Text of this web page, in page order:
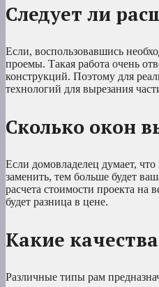
Следует ли
Если, воспользовавшись
проемы. Такая работа очень
конструкций. Поэтому для
технологий для вырезания
Сколько окон
Если домовладелец думает,
заменить, тем больше будет
расчета стоимости проекта на
будет разница в цене.
Какие
Различные типы рам